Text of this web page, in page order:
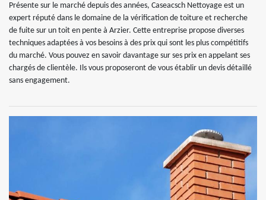
Présente sur le marché depuis des années, Caseacsch Nettoyage est un
expert réputé dans le domaine de la vérification de toiture et recherche
de fuite sur un toit en pente à Arzier. Cette entreprise propose diverses
techniques adaptées à vos besoins à des prix qui sont les plus compétitifs
du marché. Vous pouvez en savoir davantage sur ses prix en appelant ses
chargés de clientèle. Ils vous proposeront de vous établir un devis détaillé
sans engagement.